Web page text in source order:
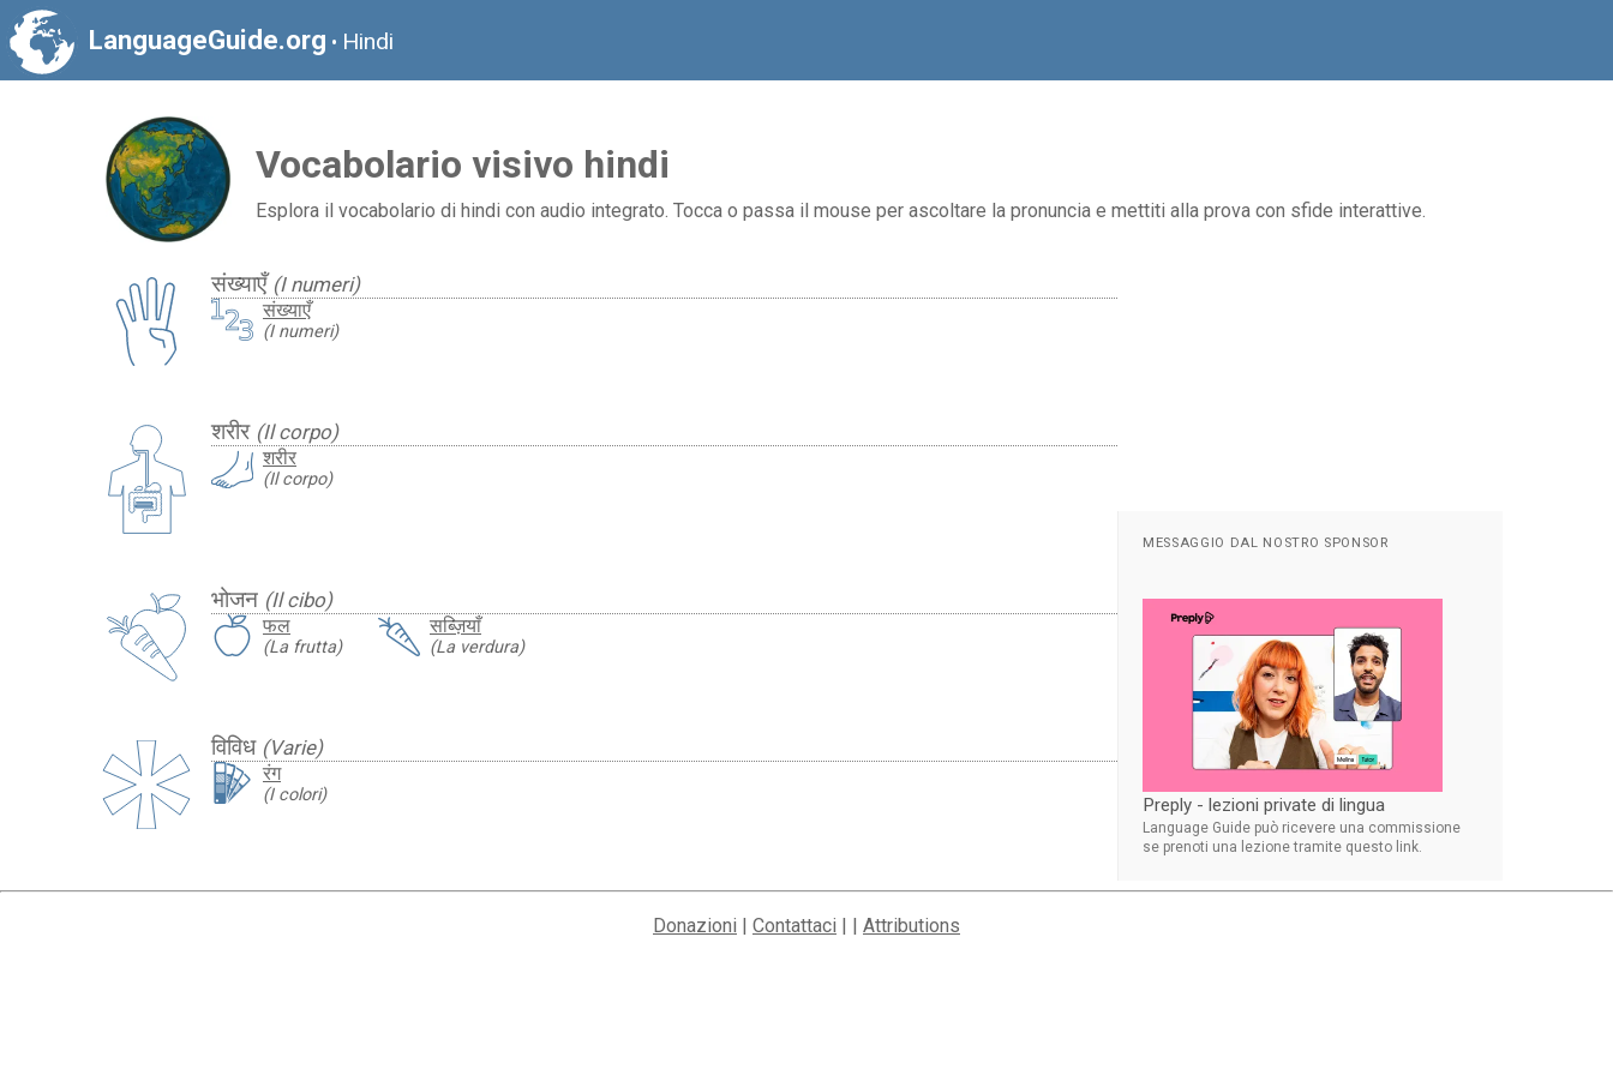
LanguageGuide.org • Hindi
Vocabolario visivo hindi
Esplora il vocabolario di hindi con audio integrato. Tocca o passa il mouse per ascoltare la pronuncia e mettiti alla prova con sfide interattive.
संख्याएँ (I numeri)
संख्याएँ
(I numeri)
शरीर (Il corpo)
शरीर
(Il corpo)
भोजन (Il cibo)
फल
(La frutta)
सब्ज़ियाँ
(La verdura)
विविध (Varie)
रंग
(I colori)
MESSAGGIO DAL NOSTRO SPONSOR
Preply - lezioni private di lingua
Language Guide può ricevere una commissione
se prenoti una lezione tramite questo link.
Donazioni | Contattaci | | Attributions